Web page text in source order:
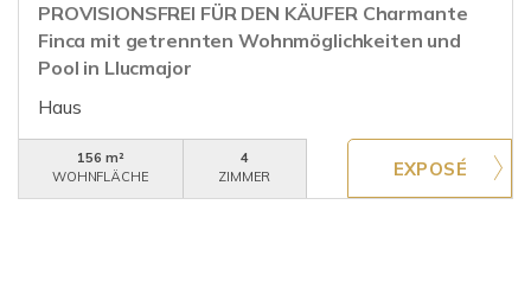
PROVISIONSFREI FÜR DEN KÄUFER Charmante
Finca mit getrennten Wohnmöglichkeiten und
Pool in Llucmajor
Haus
156 m²
WOHNFLÄCHE
4
ZIMMER